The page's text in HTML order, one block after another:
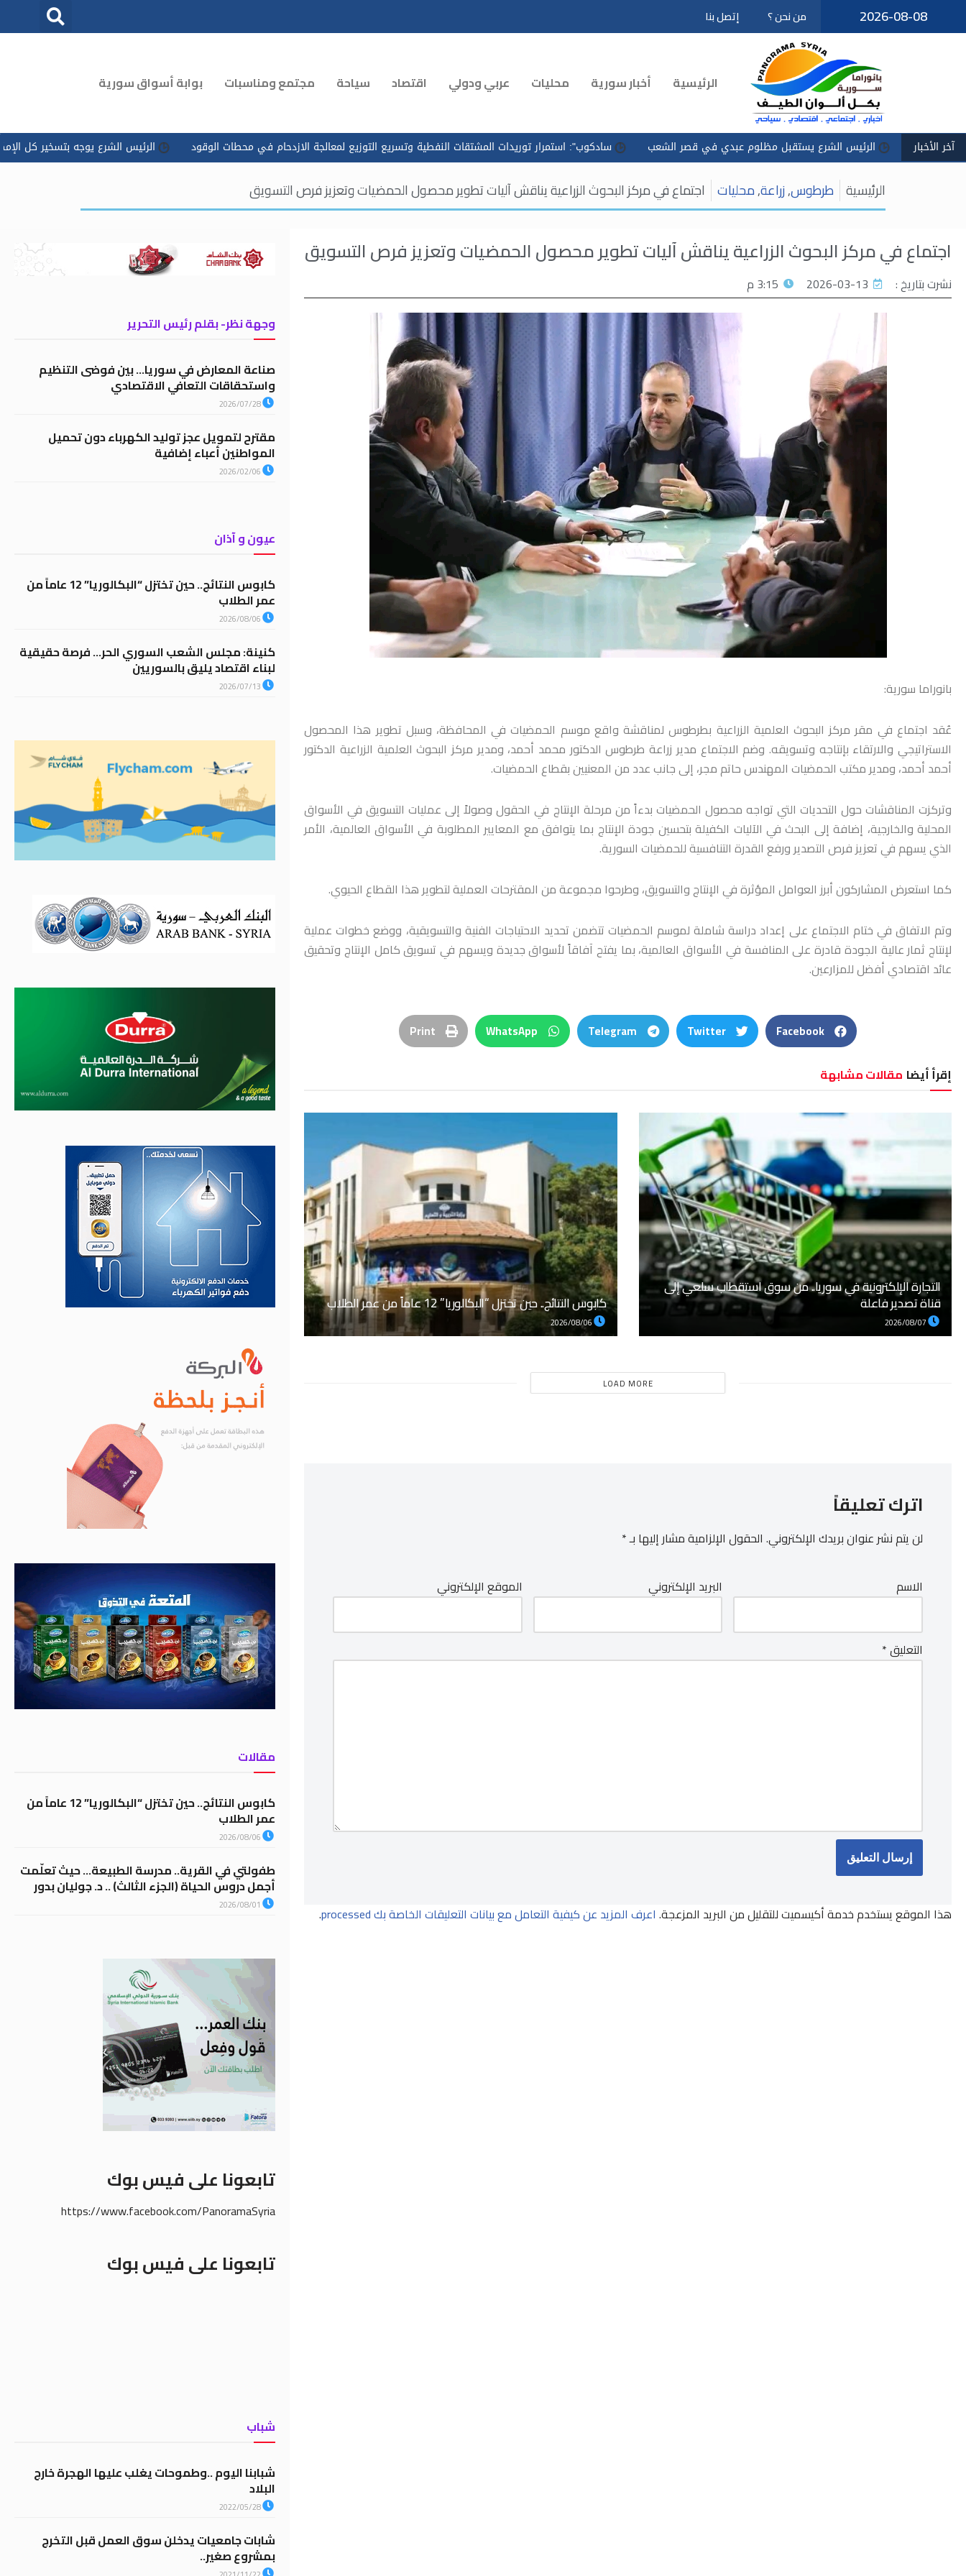
تخطى
2026-08-08 من نحن ؟ إتصل بنا
الرئيسية أخبار سورية محليات عربي ودولي اقتصاد سياحة مجتمع ومناسبات بوابة أسواق سورية
آخر الأخبارالرئيس الشرع يستقبل مظلوم عبدي في قصر الشعب سادكوب": استمرار توريدات المشتقات النفطية وتسريع التوزيع لمعالجة الازدحام في محطات الوقود الرئيس الشرع يوجه بتسخير كل الإمكانات
الرئيسية طرطوس,زراعة,محليات اجتماع في مركز البحوث الزراعية يناقش آليات تطوير محصول الحمضيات وتعزيز فرص التسويق
اجتماع في مركز البحوث الزراعية يناقش آليات تطوير محصول الحمضيات وتعزيز فرص التسويق
نشرت بتاريخ : 2026-03-13 3:15 م
بانوراما سورية:
عُقد اجتماع في مقر مركز البحوث العلمية الزراعية بطرطوس لمناقشة واقع موسم الحمضيات في المحافظة، وسبل تطوير هذا المحصول
الاستراتيجي والارتقاء بإنتاجه وتسويقه. وضم الاجتماع مدير زراعة طرطوس الدكتور محمد أحمد، ومدير مركز البحوث العلمية الزراعية الدكتور
أحمد أحمد، ومدير مكتب الحمضيات المهندس حاتم مجر، إلى جانب عدد من المعنيين بقطاع الحمضيات.
وتركزت المناقشات حول التحديات التي تواجه محصول الحمضيات بدءاً من مرحلة الإنتاج في الحقول وصولاً إلى عمليات التسويق في الأسواق
المحلية والخارجية، إضافة إلى البحث في الآليات الكفيلة بتحسين جودة الإنتاج بما يتوافق مع المعايير المطلوبة في الأسواق العالمية، الأمر
الذي يسهم في تعزيز فرص التصدير ورفع القدرة التنافسية للحمضيات السورية.
كما استعرض المشاركون أبرز العوامل المؤثرة في الإنتاج والتسويق، وطرحوا مجموعة من المقترحات العملية لتطوير هذا القطاع الحيوي.
وتم الاتفاق في ختام الاجتماع على إعداد دراسة شاملة لموسم الحمضيات تتضمن تحديد الاحتياجات الفنية والتسويقية، ووضع خطوات عملية
لإنتاج ثمار عالية الجودة قادرة على المنافسة في الأسواق العالمية، بما يفتح آفاقاً لأسواق جديدة ويسهم في تسويق كامل الإنتاج وتحقيق
عائد اقتصادي أفضل للمزارعين.
Facebook
Twitter
Telegram
WhatsApp
Print
إقرأ أيضا مقالات مشابهة
التجارة الإلكترونية في سوريا.. من سوق استقطاب سلعي إلى
قناة تصدير فاعلة كابوس النتائج.. حين تختزل “البكالوريا” 12 عاماً من عمر الطلاب
LOAD MORE
اترك تعليقاً
لن يتم نشر عنوان بريدك الإلكتروني. الحقول الإلزامية مشار إليها بـ*
الاسم البريد الإلكتروني الموقع الإلكتروني
التعليق*
هذا الموقع يستخدم خدمة أكيسميت للتقليل من البريد المزعجة. اعرف المزيد عن كيفية التعامل مع بيانات التعليقات الخاصة بك processed .
وجهة نظر- بقلم رئيس التحرير
صناعة المعارض في سوريا… بين فوضى التنظيم
واستحقاقات التعافي الاقتصادي
2026/07/28
مقترح لتمويل عجز توليد الكهرباء دون تحميل
المواطنين أعباء إضافية
2026/02/06
عيون و آذان
كابوس النتائج.. حين تختزل “البكالوريا” 12 عاماً من
عمر الطلاب
2026/08/06
كنينة: مجلس الشعب السوري الحر… فرصة حقيقية
لبناء اقتصاد يليق بالسوريين
2026/07/13
مقالات
كابوس النتائج.. حين تختزل “البكالوريا” 12 عاماً من
عمر الطلاب
2026/08/06
طفولتي في القرية.. مدرسة الطبيعة… حيث تعلّمت
أجمل دروس الحياة (الجزء الثالث) .. د. جوليان بدور
2026/08/01
تابعونا على فيس بوك
https://www.facebook.com/PanoramaSyria
تابعونا على فيس بوك
شباب
شبابنا اليوم ..وطموحات يغلب عليها الهجرة خارج
البلاد
2022/05/28
شابات جامعيات يدخلن سوق العمل قبل التخرج
بمشروع صغير..